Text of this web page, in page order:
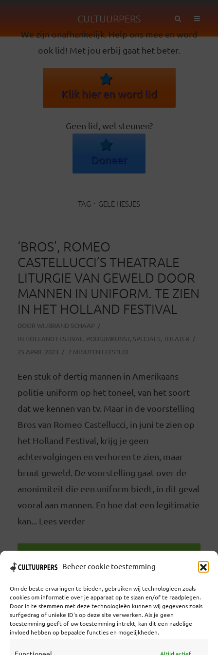
Beheer cookie toestemming
Om de beste ervaringen te bieden, gebruiken wij technologieën zoals
cookies om informatie over je apparaat op te slaan en/of te raadplegen.
Door in te stemmen met deze technologieën kunnen wij gegevens zoals
surfgedrag of unieke ID's op deze site verwerken. Als je geen
toestemming geeft of uw toestemming intrekt, kan dit een nadelige
invloed hebben op bepaalde functies en mogelijkheden.
CULTUURPERS
We zijn onafhankelijk. Help ons mee en word
ook lid! Met jou erbij gaat het beter.
Klik hier en word lid
Geen lid, wel steunen?
Doneer
TAG GELE HESJES
‘BROS’, ROMEO
CASTELLUCCI’S THEATRALE
LITURGIE VAN GEWELD DOOR
MANNEN IN UNIFORM. TE ZIEN
IN HET HOLLAND FESTIVAL
DOOR WIJBRAND SCHAAP
IN HOLLAND FESTIVAL , PODIUMKUNST, SPECIALS, THEATER
25 APRIL 2023
7 MINUTEN LEESTIJD
Een stuk of dertig mannen in Amerikaans
politie-uniform op het toneel, van het soort
dat we kennen van tv. Maar in de voorstelling
Bros van Romeo Castellucci, in juni te zien op
het Holland Festival, krijg je geen
achtervolgingen en verhoren te zien, maar
bruut geweld. De voorstelling gaat over de
anonimiteit die een uniform biedt, in dit geval
vooral aan mannen. En hoe dat een legitimatie
kan... Lees verder
Coöperatief Cultureel Persbureau U.A. | Salzburg 29 |
3524KS Utrecht | KvK: 55573592 |Btw: